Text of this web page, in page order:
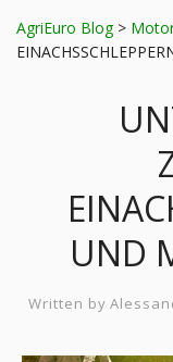
AgriEuro Blog>
UND
Written by